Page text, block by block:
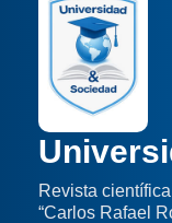
Revista
“Carlos Rafael